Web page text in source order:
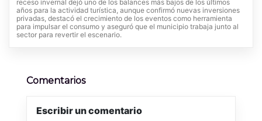
receso invernal dejó uno de los balances más bajos de los últimos
años para la actividad turística, aunque confirmó nuevas inversiones
privadas, destacó el crecimiento de los eventos como herramienta
para impulsar el consumo y aseguró que el municipio trabaja junto al
sector para revertir el escenario.
Comentarios
Escribir un comentario